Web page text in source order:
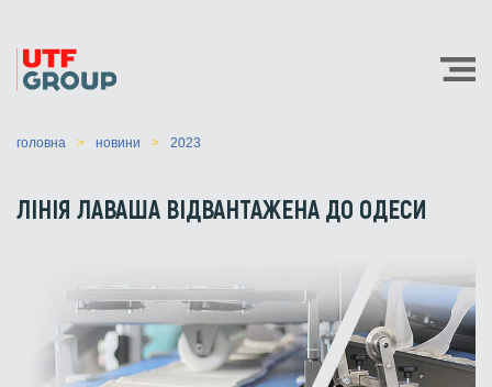
головна новини 2023
ЛІНІЯ ЛАВАША ВІДВАНТАЖЕНА ДО ОДЕСИ